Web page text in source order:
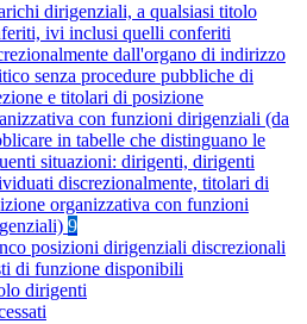
dirigenziali, a qualsiasi titolo
ivi inclusi quelli conferiti
dall'organo di indirizzo
senza procedure pubbliche di
e titolari di posizione
con funzioni dirigenziali (da
in tabelle che distinguano le
situazioni: dirigenti, dirigenti
discrezionalmente, titolari di
organizzativa con funzioni
9
posizioni dirigenziali discrezionali
di funzione disponibili
dirigenti